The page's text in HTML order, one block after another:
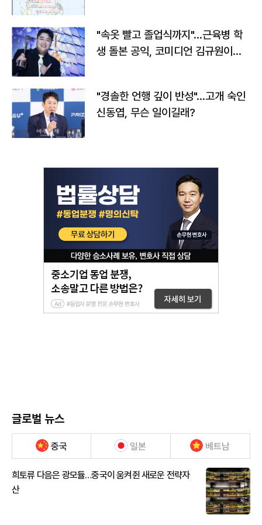
"속옷 빨고 졸업식까지"…근육병 학
생 돌본 공익, 코미디언 김규원이었
"경솔한 언행 깊이 반성"…고개 숙인
신동엽, 무슨 일이길래?
글로벌 뉴스
중국 일본 베트남
희토류 다음은 광모듈…중국이 움켜쥔 새로운 전략자
산